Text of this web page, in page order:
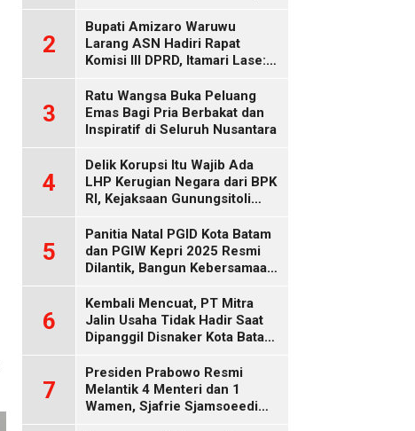
2
Bupati Amizaro Waruwu
Larang ASN Hadiri Rapat
Komisi III DPRD, Itamari Lase:
Parliament
3
Ratu Wangsa Buka Peluang
Emas Bagi Pria Berbakat dan
Inspiratif di Seluruh Nusantara
4
Delik Korupsi Itu Wajib Ada
LHP Kerugian Negara dari BPK
RI, Kejaksaan Gunungsitoli
5
Panitia Natal PGID Kota Batam
dan PGIW Kepri 2025 Resmi
Dilantik, Bangun Kebersamaan
Oikumenis
6
Kembali Mencuat, PT Mitra
Jalin Usaha Tidak Hadir Saat
Dipanggil Disnaker Kota Batam
7
Presiden Prabowo Resmi
Melantik 4 Menteri dan 1
Wamen, Sjafrie Sjamsoeedi